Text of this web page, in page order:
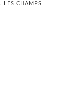
LES CHAMPS